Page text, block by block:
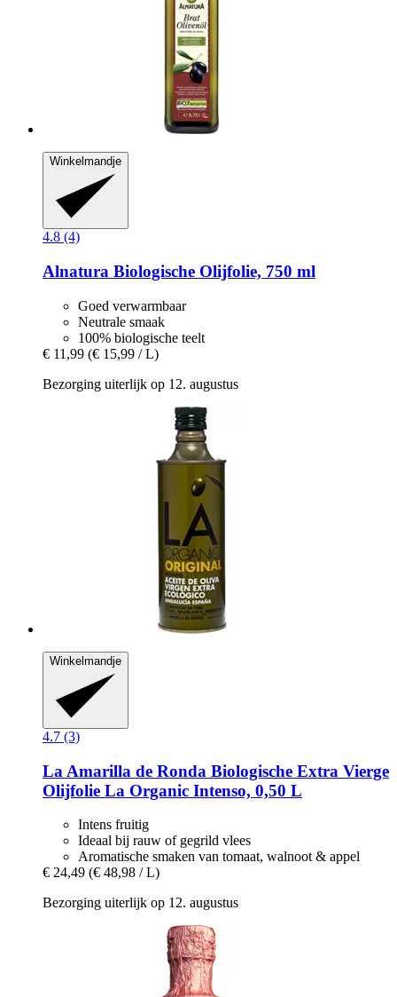
Winkelmandje
4.8 (4)
Alnatura Biologische Olijfolie, 750 ml
Goed verwarmbaar
Neutrale smaak
100% biologische teelt
€ 11,99 (€ 15,99 / L)
Bezorging uiterlijk op 12. augustus
Winkelmandje
4.7 (3)
La Amarilla de Ronda Biologische Extra Vierge
Olijfolie La Organic Intenso, 0,50 L
Intens fruitig
Ideaal bij rauw of gegrild vlees
Aromatische smaken van tomaat, walnoot & appel
€ 24,49 (€ 48,98 / L)
Bezorging uiterlijk op 12. augustus